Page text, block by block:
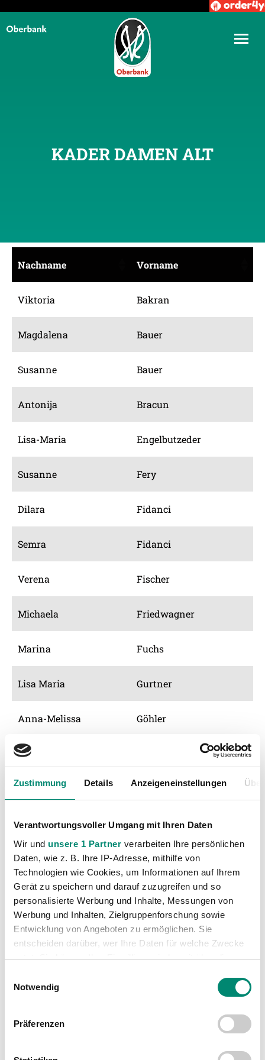
Zustimmung Details Anzeigeneinstellungen
Verantwortungsvoller Umgang mit Ihren Daten
Wir und unsere 1 Partner verarbeiten Ihre persönlichen
Daten, wie z. B. Ihre IP-Adresse, mithilfe von
Technologien wie Cookies, um Informationen auf Ihrem
Gerät zu speichern und darauf zuzugreifen und so
personalisierte Werbung und Inhalte, Messungen von
Werbung und Inhalten, Zielgruppenforschung sowie
Entwicklung von Angeboten zu ermöglichen. Sie
entscheiden darüber, wer Ihre Daten für welche Zwecke
nutzt. Sie können Ihre Einwilligung jederzeit über die
Trigger Symbol ändern oder widerrufen
Erfahren Sie mehr darüber, wie Ihre persönlichen Daten
verarbeitet werden, und legen Sie Ihre Präferenzen im
Notwendig
Präferenzen
KADER DAMEN ALT
Nachname Vorname
Viktoria Bakran
Magdalena Bauer
Susanne Bauer
Antonija Bracun
Lisa-Maria Engelbutzeder
Susanne Fery
Dilara Fidanci
Semra Fidanci
Verena Fischer
Michaela Friedwagner
Marina Fuchs
Lisa Maria Gurtner
Anna-Melissa Göhler
Lisa
Anna Holzapfel
Lisa Kitzberger
Laura Klingseisen
Petra Leingartner
Magdalena Lindner
Kiara Denise Luschin